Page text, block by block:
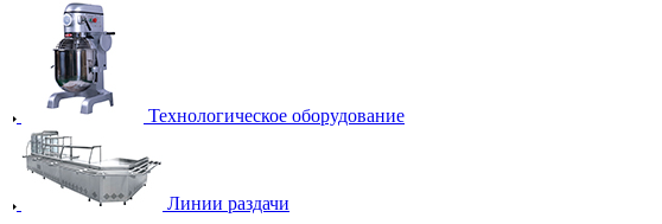
Технологическое оборудование
Линии раздачи